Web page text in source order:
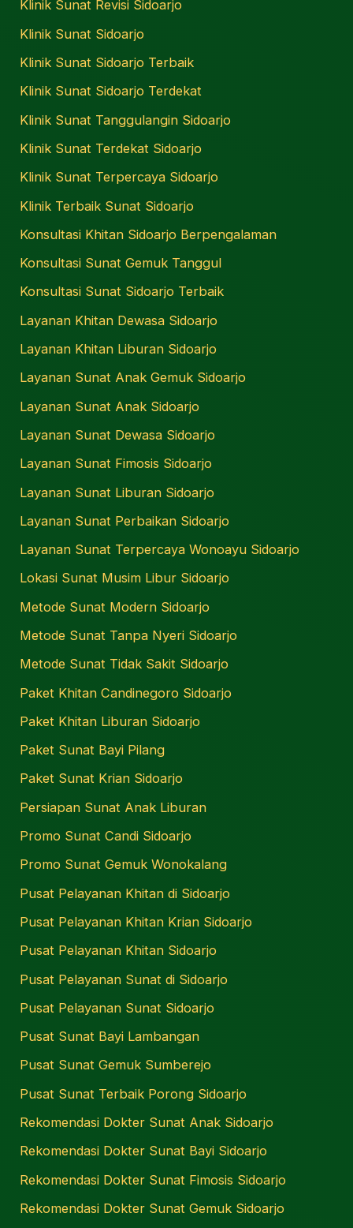
Klinik Sunat Revisi Sidoarjo
Klinik Sunat Sidoarjo
Klinik Sunat Sidoarjo Terbaik
Klinik Sunat Sidoarjo Terdekat
Klinik Sunat Tanggulangin Sidoarjo
Klinik Sunat Terdekat Sidoarjo
Klinik Sunat Terpercaya Sidoarjo
Klinik Terbaik Sunat Sidoarjo
Konsultasi Khitan Sidoarjo Berpengalaman
Konsultasi Sunat Gemuk Tanggul
Konsultasi Sunat Sidoarjo Terbaik
Layanan Khitan Dewasa Sidoarjo
Layanan Khitan Liburan Sidoarjo
Layanan Sunat Anak Gemuk Sidoarjo
Layanan Sunat Anak Sidoarjo
Layanan Sunat Dewasa Sidoarjo
Layanan Sunat Fimosis Sidoarjo
Layanan Sunat Liburan Sidoarjo
Layanan Sunat Perbaikan Sidoarjo
Layanan Sunat Terpercaya Wonoayu Sidoarjo
Lokasi Sunat Musim Libur Sidoarjo
Metode Sunat Modern Sidoarjo
Metode Sunat Tanpa Nyeri Sidoarjo
Metode Sunat Tidak Sakit Sidoarjo
Paket Khitan Candinegoro Sidoarjo
Paket Khitan Liburan Sidoarjo
Paket Sunat Bayi Pilang
Paket Sunat Krian Sidoarjo
Persiapan Sunat Anak Liburan
Promo Sunat Candi Sidoarjo
Promo Sunat Gemuk Wonokalang
Pusat Pelayanan Khitan di Sidoarjo
Pusat Pelayanan Khitan Krian Sidoarjo
Pusat Pelayanan Khitan Sidoarjo
Pusat Pelayanan Sunat di Sidoarjo
Pusat Pelayanan Sunat Sidoarjo
Pusat Sunat Bayi Lambangan
Pusat Sunat Gemuk Sumberejo
Pusat Sunat Terbaik Porong Sidoarjo
Rekomendasi Dokter Sunat Anak Sidoarjo
Rekomendasi Dokter Sunat Bayi Sidoarjo
Rekomendasi Dokter Sunat Fimosis Sidoarjo
Rekomendasi Dokter Sunat Gemuk Sidoarjo